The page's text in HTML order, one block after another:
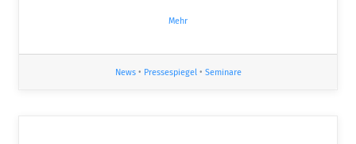
Mehr
News• Pressespiegel• Seminare